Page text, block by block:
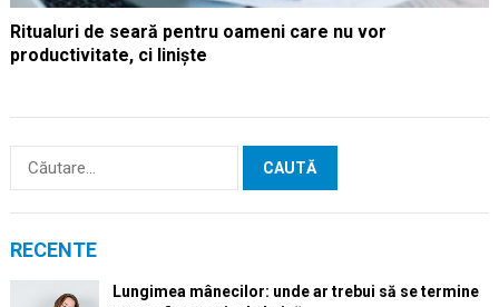
Ritualuri de seară pentru oameni care nu vor
productivitate, ci liniște
Caută
RECENTE
Lungimea mânecilor: unde ar trebui să se termine